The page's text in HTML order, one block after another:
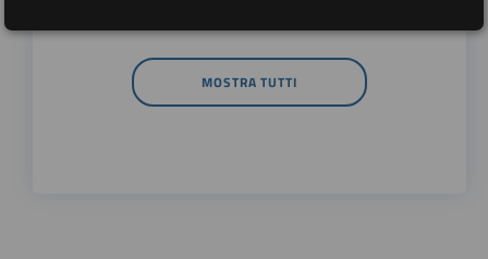
MOSTRA TUTTI